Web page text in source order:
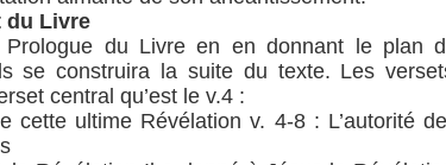
du Livre
Prologue du Livre en en donnant le plan
se construira la suite du texte. Les
central qu’est le v.4 :
cette ultime Révélation v. 4-8 : L’autorité